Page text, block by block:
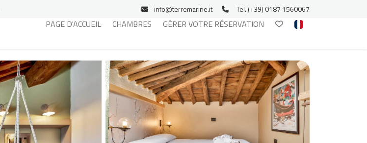
PAGE D'ACCUEIL CHAMBRES GÉRER VOTRE RÉSERVATION
info@terremarine.it Tel. (+39) 0187 1560067